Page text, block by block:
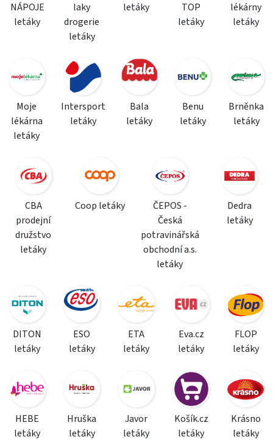
NÁPOJE
letáky
laky
drogerie
letáky
letáky
TOP
letáky
lékárny
letáky
Moje
lékárna
letáky
Intersport
letáky
Bala
letáky
Benu
letáky
Brněnka
letáky
CBA
prodejní
družstvo
letáky
Coop letáky
ČEPOS -
Česká
potravinářská
obchodní a.s.
letáky
Dedra
letáky
DITON
letáky
ESO
letáky
ETA
letáky
Eva.cz
letáky
FLOP
letáky
HEBE
letáky
Hruška
letáky
Javor
letáky
Košík.cz
letáky
Krásno
letáky